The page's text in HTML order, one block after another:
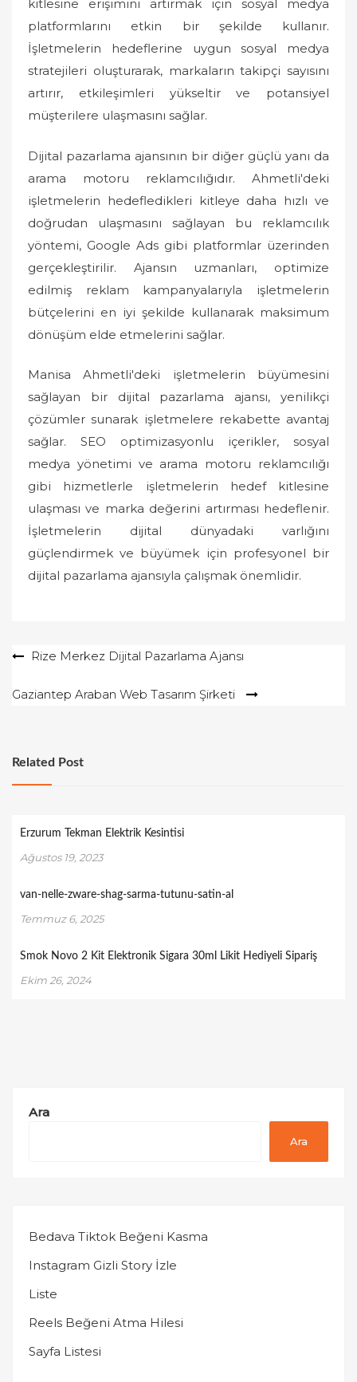
kitlesine erişimini artırmak için sosyal medya
platformlarını etkin bir şekilde kullanır.
İşletmelerin hedeflerine uygun sosyal medya
stratejileri oluşturarak, markaların takipçi sayısını
artırır, etkileşimleri yükseltir ve potansiyel
müşterilere ulaşmasını sağlar.
Dijital pazarlama ajansının bir diğer güçlü yanı da
arama motoru reklamcılığıdır. Ahmetli'deki
işletmelerin hedefledikleri kitleye daha hızlı ve
doğrudan ulaşmasını sağlayan bu reklamcılık
yöntemi, Google Ads gibi platformlar üzerinden
gerçekleştirilir. Ajansın uzmanları, optimize
edilmiş reklam kampanyalarıyla işletmelerin
bütçelerini en iyi şekilde kullanarak maksimum
dönüşüm elde etmelerini sağlar.
Manisa Ahmetli'deki işletmelerin büyümesini
sağlayan bir dijital pazarlama ajansı, yenilikçi
çözümler sunarak işletmelere rekabette avantaj
sağlar. SEO optimizasyonlu içerikler, sosyal
medya yönetimi ve arama motoru reklamcılığı
gibi hizmetlerle işletmelerin hedef kitlesine
ulaşması ve marka değerini artırması hedeflenir.
İşletmelerin dijital dünyadaki varlığını
güçlendirmek ve büyümek için profesyonel bir
dijital pazarlama ajansıyla çalışmak önemlidir.
YazıRize Merkez Dijital Pazarlama Ajansı
Gaziantep Araban Web Tasarım Şirketi
Related Post
Erzurum Tekman Elektrik Kesintisi
Ağustos 19, 2023
van-nelle-zware-shag-sarma-tutunu-satin-al
Temmuz 6, 2025
Smok Novo 2 Kit Elektronik Sigara 30ml Likit Hediyeli Sipariş
Ekim 26, 2024
Ara
Ara
Bedava Tiktok Beğeni Kasma
Instagram Gizli Story İzle
Liste
Reels Beğeni Atma Hilesi
Sayfa Listesi